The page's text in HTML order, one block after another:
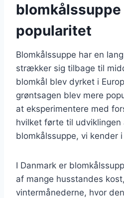
blomkålssuppe
popularitet
Blomkålssuppe har en
strækker sig tilbage til
blomkål blev dyrket i
grøntsagen blev mere
at eksperimentere med
hvilket førte til udviklingen
blomkålssuppe, vi kender
I Danmark er
af mange husstandes
vintermånederne, hvor